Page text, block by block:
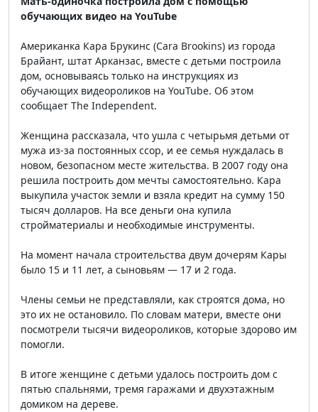
обучающих видео на YouTube
Американка Кара Брукинс (Cara Brookins) из города
Брайант, штат Арканзас, вместе с детьми построила
дом, основываясь только на инструкциях из
обучающих видеороликов на YouTube. Об этом
сообщает The Independent.
Женщина рассказала, что ушла с четырьмя детьми от
мужа из-за постоянных ссор, и ее семья нуждалась в
новом, безопасном месте жительства. В 2007 году она
решила построить дом мечты самостоятельно. Кара
выкупила участок земли и взяла кредит на сумму 150
тысяч долларов. На все деньги она купила
стройматериалы и необходимые инструменты.
На момент начала строительства двум дочерям Кары
было 15 и 11 лет, а сыновьям — 17 и 2 года.
Члены семьи не представляли, как строятся дома, но
это их не остановило. По словам матери, вместе они
посмотрели тысячи видеороликов, которые здорово им
помогли.
В итоге женщине с детьми удалось построить дом с
пятью спальнями, тремя гаражами и двухэтажным
домиком на дереве.